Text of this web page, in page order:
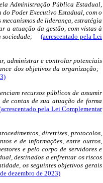
Administração Pública Estadual,
Poder Executivo Estadual, com o
de liderança, estratégia
a atuação da gestão, com vistas à
sociedade;
(acrescentado pela Lei
administrar e controlar potenciais
dos objetivos da organização;
recursos públicos de assumir
contas de sua atuação de forma
pela Lei Complementar
diretrizes, protocolos,
e de informações, entre outros,
e pelo corpo de servidores e
destinados a enfrentar os riscos
os seguintes objetivos gerais
dezembro de 2023)